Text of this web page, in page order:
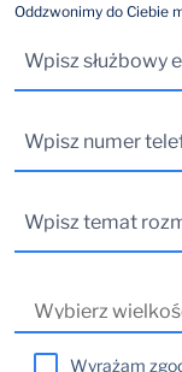
Oddzwonimy do Ciebie
Wyrażam